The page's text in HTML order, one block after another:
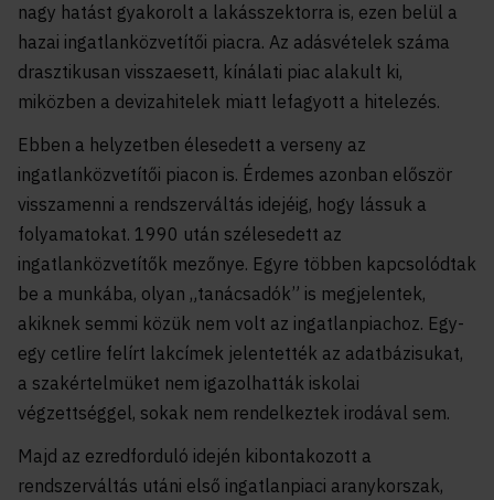
nagy hatást gyakorolt a lakásszektorra is, ezen belül a
hazai ingatlanközvetítői piacra. Az adásvételek száma
drasztikusan visszaesett, kínálati piac alakult ki,
miközben a devizahitelek miatt lefagyott a hitelezés.
Ebben a helyzetben élesedett a verseny az
ingatlanközvetítői piacon is. Érdemes azonban először
visszamenni a rendszerváltás idejéig, hogy lássuk a
folyamatokat. 1990 után szélesedett az
ingatlanközvetítők mezőnye. Egyre többen kapcsolódtak
be a munkába, olyan „tanácsadók” is megjelentek,
akiknek semmi közük nem volt az ingatlanpiachoz. Egy-
egy cetlire felírt lakcímek jelentették az adatbázisukat,
a szakértelmüket nem igazolhatták iskolai
végzettséggel, sokak nem rendelkeztek irodával sem.
Majd az ezredforduló idején kibontakozott a
rendszerváltás utáni első ingatlanpiaci aranykorszak,